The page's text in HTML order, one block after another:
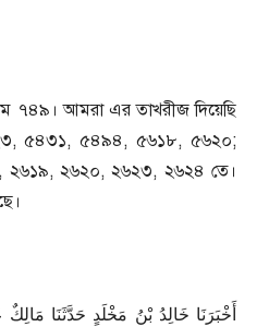
৭৪৯। আমরা এর তাখরীজ দিয়েছি
৫৪৩১, ৫৪৯৪, ৫৬১৮, ৫৬২০;
২৬১৯, ২৬২০, ২৬২৩, ২৬২৪ তে।
أَخْبَرَنَا خَالِدُ بْنُ مَخْلَدٍ حَدَّثَنَا